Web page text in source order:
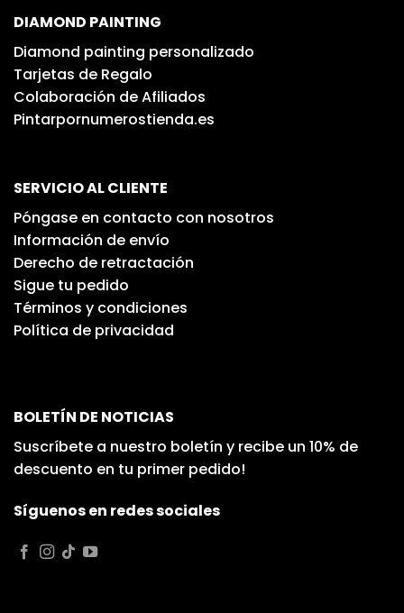
DIAMOND PAINTING
Diamond painting personalizado
Tarjetas de Regalo
Colaboración de Afiliados
Pintarpornumerostienda.es
SERVICIO AL CLIENTE
Póngase en contacto con nosotros
Información de envío
Derecho de retractación
Sigue tu pedido
Términos y condiciones
Política de privacidad
BOLETÍN DE NOTICIAS
Suscríbete a nuestro boletín y recibe un 10% de
descuento en tu primer pedido!
Síguenos en redes sociales